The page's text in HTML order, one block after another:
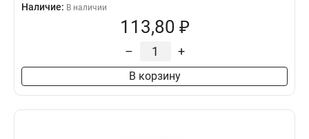
Наличие: В наличии
113,80 ₽
– +
В корзину